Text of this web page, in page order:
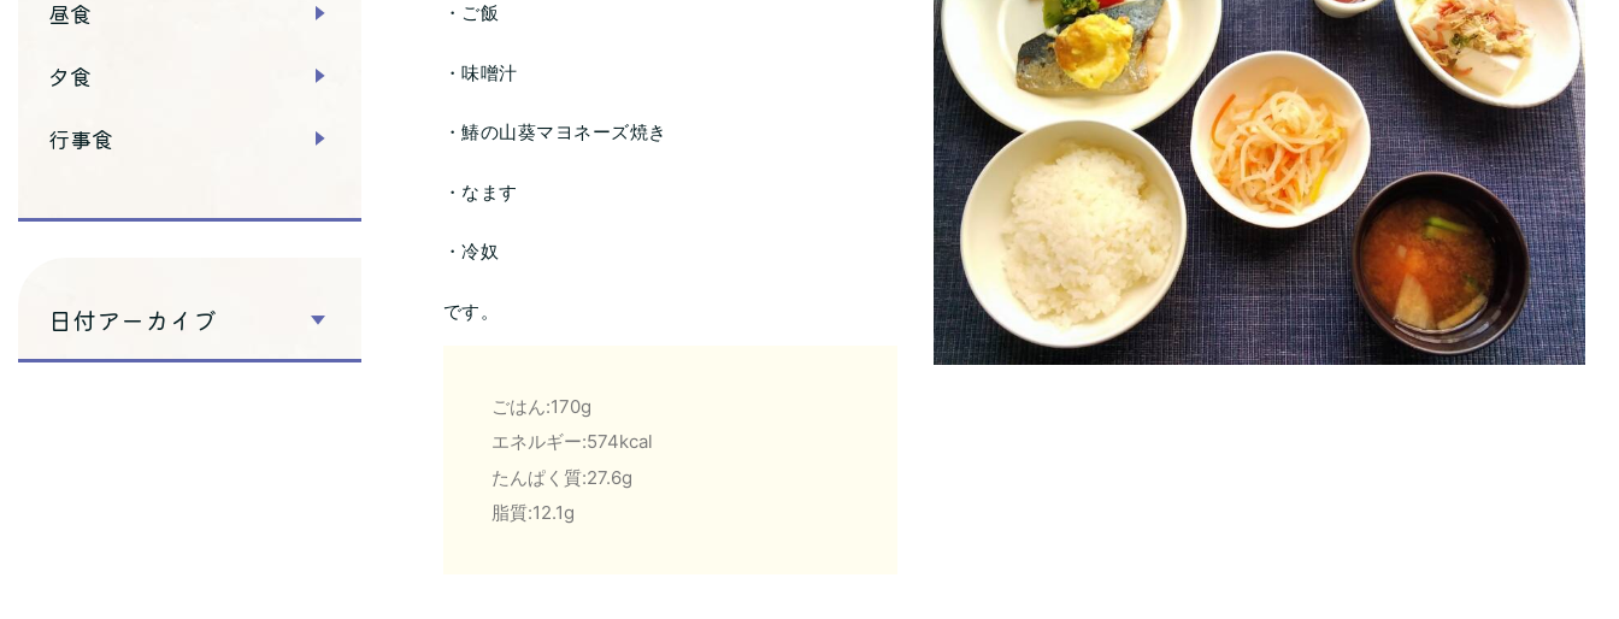
・ご飯
・味噌汁
・鰆の山葵マヨネーズ焼き
・なます
・冷奴
です。
ごはん:170g
エネルギー:574kcal
たんぱく質:27.6g
脂質:12.1g
昼食
夕食
行事食
日付アーカイブ